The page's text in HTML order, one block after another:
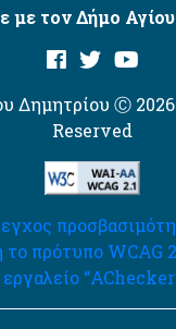
με τον Δήμο
Δημητρίου Ⓒ
Reserved
πρότυπο WCAG
εργαλείο